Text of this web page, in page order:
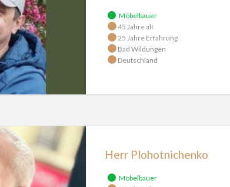
Möbelbauer
45 Jahre alt
25 Jahre Erfahrung
Bad Wildungen
Deutschland
Herr Plohotnichenko
Möbelbauer